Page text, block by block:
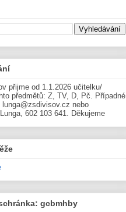
přijme od 1.1.2026 učitelku/
předmětů: Z, TV, D, Pč. Případné
nebo
602 103 641. Děkujeme
gcbmhby